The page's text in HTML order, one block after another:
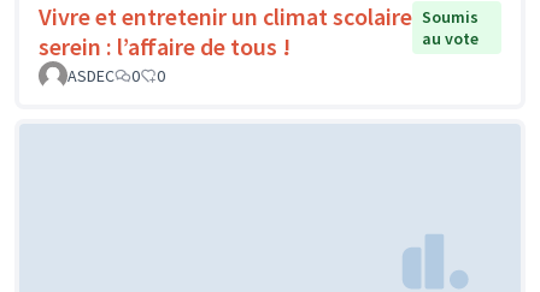
Vivre et entretenir un climat scolaire
serein : l’affaire de tous !
Soumis
au vote
ASDEC
0 0